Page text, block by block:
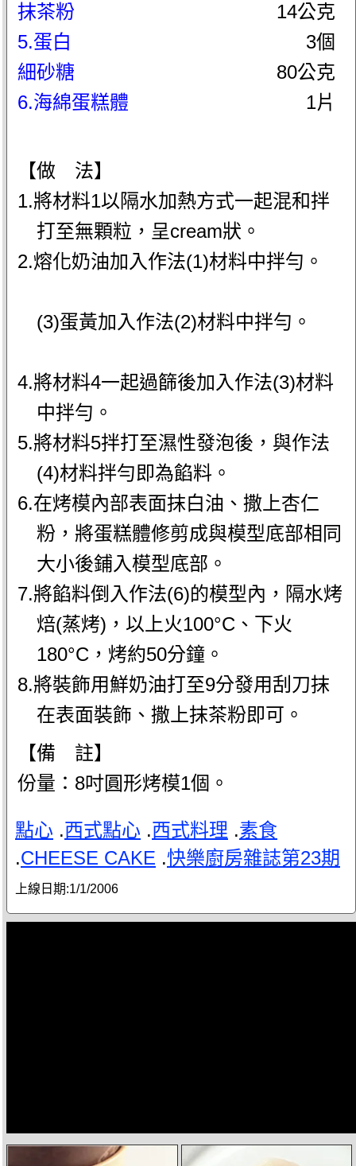
抹茶粉
14公克
5.蛋白
3個
細砂糖
80公克
6.海綿蛋糕體
1片
【做 法】
1.將材料1以隔水加熱方式一起混和拌
打至無顆粒，呈cream狀。
2.熔化奶油加入作法(1)材料中拌勻。
(3)蛋黃加入作法(2)材料中拌勻。
4.將材料4一起過篩後加入作法(3)材料
中拌勻。
5.將材料5拌打至濕性發泡後，與作法
(4)材料拌勻即為餡料。
6.在烤模內部表面抹白油、撒上杏仁
粉，將蛋糕體修剪成與模型底部相同
大小後鋪入模型底部。
7.將餡料倒入作法(6)的模型內，隔水烤
焙(蒸烤)，以上火100°C、下火
180°C，烤約50分鐘。
8.將裝飾用鮮奶油打至9分發用刮刀抹
在表面裝飾、撒上抹茶粉即可。
【備 註】
份量：8吋圓形烤模1個。
點心 .西式點心 .西式料理 .素食
.CHEESE CAKE .快樂廚房雜誌第23期
上線日期:1/1/2006